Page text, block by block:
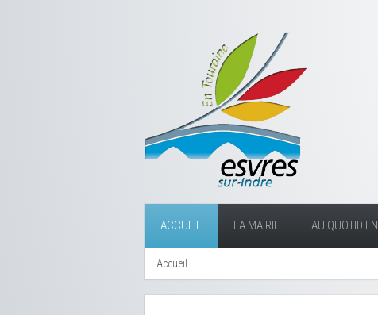
ACCUEIL LA MAIRIE AU QUOTIDIEN
Accueil